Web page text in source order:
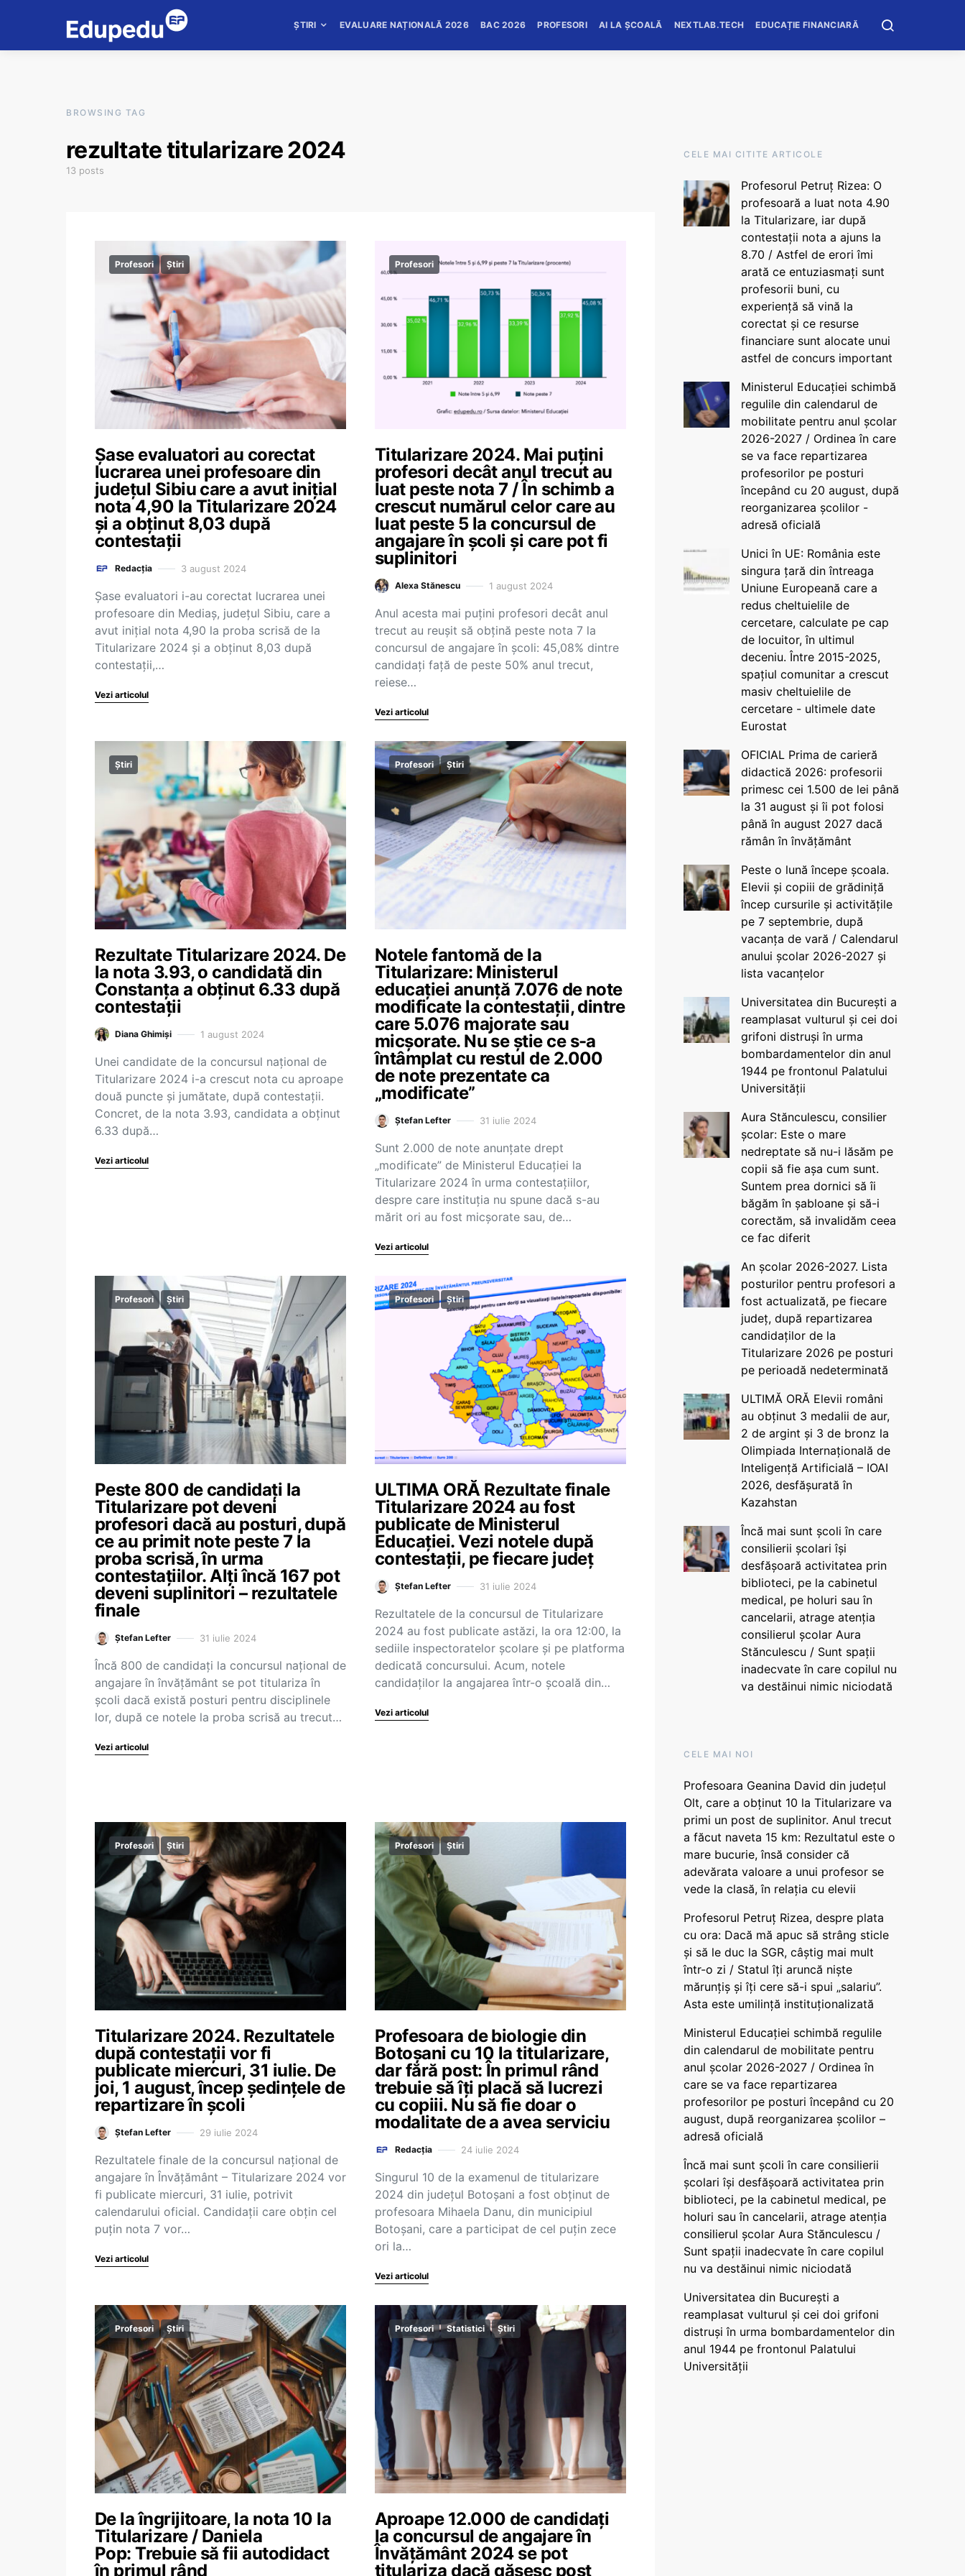
ȘTIRI EVALUARE NAȚIONALĂ 2026 BAC 2026 PROFESORI AI LA ȘCOALĂ NEXTLAB.TECH EDUCAȚIE FINANCIARĂ
BROWSING TAG
rezultate titularizare 2024
13 posts
Profesori Știri
Șase evaluatori au corectat
lucrarea unei profesoare din
județul Sibiu care a avut inițial
nota 4,90 la Titularizare 2024
și a obținut 8,03 după
contestații
Redacția 3 august 2024
Șase evaluatori i-au corectat lucrarea unei
profesoare din Mediaș, județul Sibiu, care a
avut inițial nota 4,90 la proba scrisă de la
Titularizare 2024 și a obținut 8,03 după
contestații,…
Vezi articolul
Profesori
Titularizare 2024. Mai puțini
profesori decât anul trecut au
luat peste nota 7 / În schimb a
crescut numărul celor care au
luat peste 5 la concursul de
angajare în școli și care pot fi
suplinitori
Alexa Stănescu 1 august 2024
Anul acesta mai puțini profesori decât anul
trecut au reușit să obțină peste nota 7 la
concursul de angajare în școli: 45,08% dintre
candidați față de peste 50% anul trecut,
reiese…
Vezi articolul
Știri
Rezultate Titularizare 2024. De
la nota 3.93, o candidată din
Constanța a obținut 6.33 după
contestații
Diana Ghimiși 1 august 2024
Unei candidate de la concursul național de
Titularizare 2024 i-a crescut nota cu aproape
două puncte și jumătate, după contestații.
Concret, de la nota 3.93, candidata a obținut
6.33 după…
Vezi articolul
Profesori Știri
Notele fantomă de la
Titularizare: Ministerul
educației anunță 7.076 de note
modificate la contestații, dintre
care 5.076 majorate sau
micșorate. Nu se știe ce s-a
întâmplat cu restul de 2.000
de note prezentate ca
„modificate”
Ștefan Lefter 31 iulie 2024
Sunt 2.000 de note anunțate drept
„modificate” de Ministerul Educației la
Titularizare 2024 în urma contestațiilor,
despre care instituția nu spune dacă s-au
mărit ori au fost micșorate sau, de…
Vezi articolul
Profesori Știri
Peste 800 de candidați la
Titularizare pot deveni
profesori dacă au posturi, după
ce au primit note peste 7 la
proba scrisă, în urma
contestațiilor. Alți încă 167 pot
deveni suplinitori – rezultatele
finale
Ștefan Lefter 31 iulie 2024
Încă 800 de candidați la concursul național de
angajare în învățământ se pot titulariza în
școli dacă există posturi pentru disciplinele
lor, după ce notele la proba scrisă au trecut…
Vezi articolul
Profesori Știri
ULTIMA ORĂ Rezultate finale
Titularizare 2024 au fost
publicate de Ministerul
Educației. Vezi notele după
contestații, pe fiecare județ
Ștefan Lefter 31 iulie 2024
Rezultatele de la concursul de Titularizare
2024 au fost publicate astăzi, la ora 12:00, la
sediile inspectoratelor școlare și pe platforma
dedicată concursului. Acum, notele
candidaților la angajarea într-o școală din…
Vezi articolul
Profesori Știri
Titularizare 2024. Rezultatele
după contestații vor fi
publicate miercuri, 31 iulie. De
joi, 1 august, încep ședințele de
repartizare în școli
Ștefan Lefter 29 iulie 2024
Rezultatele finale de la concursul național de
angajare în Învățământ – Titularizare 2024 vor
fi publicate miercuri, 31 iulie, potrivit
calendarului oficial. Candidații care obțin cel
puțin nota 7 vor…
Vezi articolul
Profesori Știri
Profesoara de biologie din
Botoșani cu 10 la titularizare,
dar fără post: În primul rând
trebuie să îți placă să lucrezi
cu copiii. Nu să fie doar o
modalitate de a avea serviciu
Redacția 24 iulie 2024
Singurul 10 de la examenul de titularizare
2024 din județul Botoșani a fost obținut de
profesoara Mihaela Danu, din municipiul
Botoșani, care a participat de cel puțin zece
ori la…
Vezi articolul
Profesori Știri
De la îngrijitoare, la nota 10 la
Titularizare / Daniela
Pop: Trebuie să fii autodidact
în primul rând
Profesori Statistici Știri
Aproape 12.000 de candidați
la concursul de angajare în
Învățământ 2024 se pot
titulariza dacă găsesc post
CELE MAI CITITE ARTICOLE
Profesorul Petruț Rizea: O
profesoară a luat nota 4.90
la Titularizare, iar după
contestații nota a ajuns la
8.70 / Astfel de erori îmi
arată ce entuziasmați sunt
profesorii buni, cu
experiență să vină la
corectat și ce resurse
financiare sunt alocate unui
astfel de concurs important
Ministerul Educației schimbă
regulile din calendarul de
mobilitate pentru anul școlar
2026-2027 / Ordinea în care
se va face repartizarea
profesorilor pe posturi
începând cu 20 august, după
reorganizarea școlilor -
adresă oficială
Unici în UE: România este
singura țară din întreaga
Uniune Europeană care a
redus cheltuielile de
cercetare, calculate pe cap
de locuitor, în ultimul
deceniu. Între 2015-2025,
spațiul comunitar a crescut
masiv cheltuielile de
cercetare - ultimele date
Eurostat
OFICIAL Prima de carieră
didactică 2026: profesorii
primesc cei 1.500 de lei până
la 31 august și îi pot folosi
până în august 2027 dacă
rămân în învățământ
Peste o lună începe școala.
Elevii și copiii de grădiniță
încep cursurile și activitățile
pe 7 septembrie, după
vacanța de vară / Calendarul
anului școlar 2026-2027 și
lista vacanțelor
Universitatea din București a
reamplasat vulturul și cei doi
grifoni distruși în urma
bombardamentelor din anul
1944 pe frontonul Palatului
Universității
Aura Stănculescu, consilier
școlar: Este o mare
nedreptate să nu-i lăsăm pe
copii să fie așa cum sunt.
Suntem prea dornici să îi
băgăm în șabloane și să-i
corectăm, să invalidăm ceea
ce fac diferit
An școlar 2026-2027. Lista
posturilor pentru profesori a
fost actualizată, pe fiecare
județ, după repartizarea
candidaților de la
Titularizare 2026 pe posturi
pe perioadă nedeterminată
ULTIMĂ ORĂ Elevii români
au obținut 3 medalii de aur,
2 de argint și 3 de bronz la
Olimpiada Internațională de
Inteligență Artificială – IOAI
2026, desfășurată în
Kazahstan
Încă mai sunt școli în care
consilierii școlari își
desfășoară activitatea prin
biblioteci, pe la cabinetul
medical, pe holuri sau în
cancelarii, atrage atenția
consilierul școlar Aura
Stănculescu / Sunt spații
inadecvate în care copilul nu
va destăinui nimic niciodată
CELE MAI NOI
Profesoara Geanina David din județul
Olt, care a obținut 10 la Titularizare va
primi un post de suplinitor. Anul trecut
a făcut naveta 15 km: Rezultatul este o
mare bucurie, însă consider că
adevărata valoare a unui profesor se
vede la clasă, în relația cu elevii
Profesorul Petruț Rizea, despre plata
cu ora: Dacă mă apuc să strâng sticle
și să le duc la SGR, câștig mai mult
într-o zi / Statul îți aruncă niște
mărunțiș și îți cere să-i spui „salariu”.
Asta este umilință instituționalizată
Ministerul Educației schimbă regulile
din calendarul de mobilitate pentru
anul școlar 2026-2027 / Ordinea în
care se va face repartizarea
profesorilor pe posturi începând cu 20
august, după reorganizarea școlilor –
adresă oficială
Încă mai sunt școli în care consilierii
școlari își desfășoară activitatea prin
biblioteci, pe la cabinetul medical, pe
holuri sau în cancelarii, atrage atenția
consilierul școlar Aura Stănculescu /
Sunt spații inadecvate în care copilul
nu va destăinui nimic niciodată
Universitatea din București a
reamplasat vulturul și cei doi grifoni
distruși în urma bombardamentelor din
anul 1944 pe frontonul Palatului
Universității